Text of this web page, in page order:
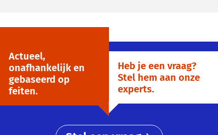
Actueel,
onafhankelijk en
gebaseerd op
feiten.
Heb je een vraag?
Stel hem aan onze
experts.